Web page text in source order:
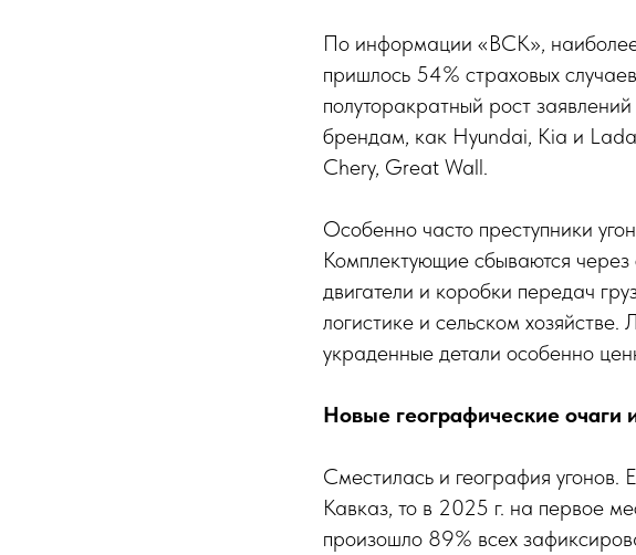
По информации «ВСК», наиболее
пришлось 54% страховых
полуторакратный рост
брендам, как Hyundai, Kia и
Chery, Great Wall.
Особенно часто преступники
Комплектующие сбываются
двигатели и коробки передач
логистике и сельском
украденные детали особенно
Новые географические очаги
Сместилась и география
Кавказ, то в 2025 г. на первое
произошло 89% всех